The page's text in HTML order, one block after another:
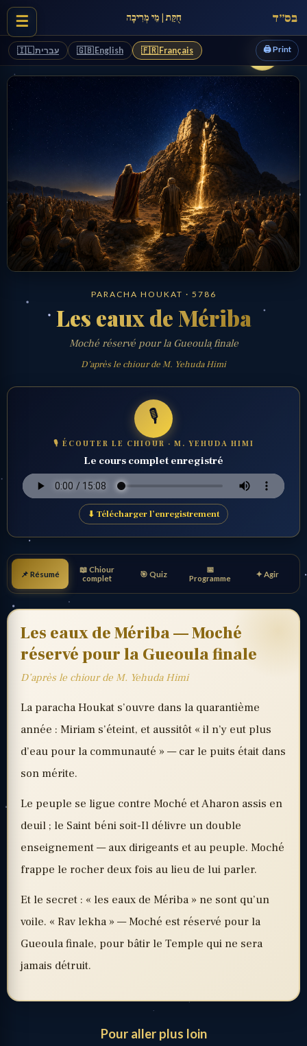
חֻקַּת | מֵי מְרִיבָה בס״ד
🇮🇱 עברית 🇬🇧 English 🇫🇷 Français 🖨️ Print
PARACHA HOUKAT · 5786
Les eaux de Mériba
Moché réservé pour la Gueoula finale
D’après le chiour de M. Yehuda Himi
🎙️
🎙 ÉCOUTER LE CHIOUR · M. YEHUDA HIMI
Le cours complet enregistré
⬇ Télécharger l’enregistrement
📌 Résumé
📖 Chiour
complet
🎯 Quiz
📅
Programme
✦ Agir
Les eaux de Mériba — Moché
réservé pour la Gueoula finale
D’après le chiour de M. Yehuda Himi
La paracha Houkat s’ouvre dans la quarantième
année : Miriam s’éteint, et aussitôt « il n’y eut plus
d’eau pour la communauté » — car le puits était dans
son mérite.
Le peuple se ligue contre Moché et Aharon assis en
deuil ; le Saint béni soit-Il délivre un double
enseignement — aux dirigeants et au peuple. Moché
frappe le rocher deux fois au lieu de lui parler.
Et le secret : « les eaux de Mériba » ne sont qu’un
voile. « Rav lekha » — Moché est réservé pour la
Gueoula finale, pour bâtir le Temple qui ne sera
jamais détruit.
Pour aller plus loin
☰